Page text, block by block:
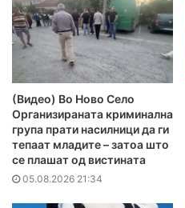
(Видео) Во Ново Село
Организираната криминална
група прати насилници да ги
тепаат младите – затоа што
се плашат од вистината
05.08.2026 21:34